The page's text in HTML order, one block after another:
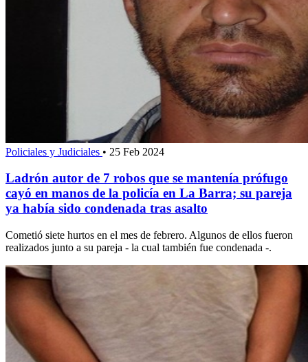
Policiales y Judiciales • 25 Feb 2024
Ladrón autor de 7 robos que se mantenía prófugo
cayó en manos de la policía en La Barra; su pareja
ya había sido condenada tras asalto
Cometió siete hurtos en el mes de febrero. Algunos de ellos fueron
realizados junto a su pareja - la cual también fue condenada -.